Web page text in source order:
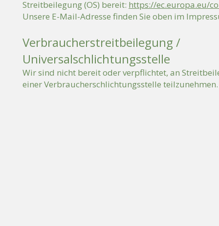
Streitbeilegung (OS) bereit: https://ec.europa.eu/
Unsere E-Mail-Adresse finden Sie oben im
Verbraucherstreitbeilegung /
Universalschlichtungsstelle
Wir sind nicht bereit oder verpflichtet, an
einer Verbraucherschlichtungsstelle teilzunehmen.